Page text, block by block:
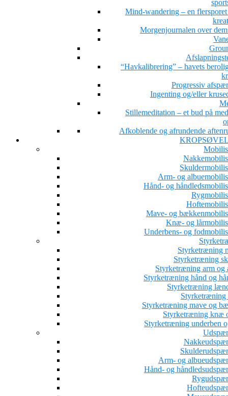
Mind-wandering – en
Morgenjournalen over
“Havkalibrering” – havets
Progressiv
Ingenting og/eller
Stillemeditation – et bud på
Afkoblende og afrundende
Arm- og
Hånd- og
Mave- og
Knæ- og
Underbens- og
Styrketræning
Styrketræning
Styrketræning arm og
Styrketræning hånd og
Styrketræning
Styrketræning
Styrketræning mave og
Styrketræning knæ
Styrketræning underben
Arm- og
Hånd- og